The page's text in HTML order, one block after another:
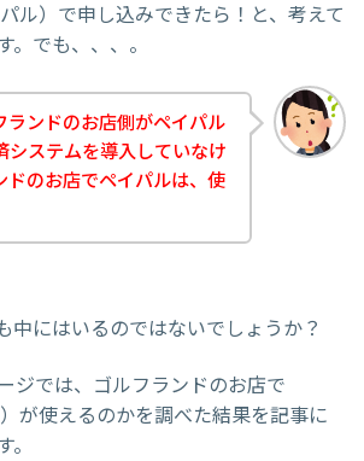
ル）で申し込みできたら！と、考えて
。でも、、、。
ランドのお店側がペイパル
システムを導入していなけ
ドのお店でペイパルは、使
中にはいるのではないでしょうか？
ジでは、ゴルフランドのお店で
が使えるのかを調べた結果を記事に